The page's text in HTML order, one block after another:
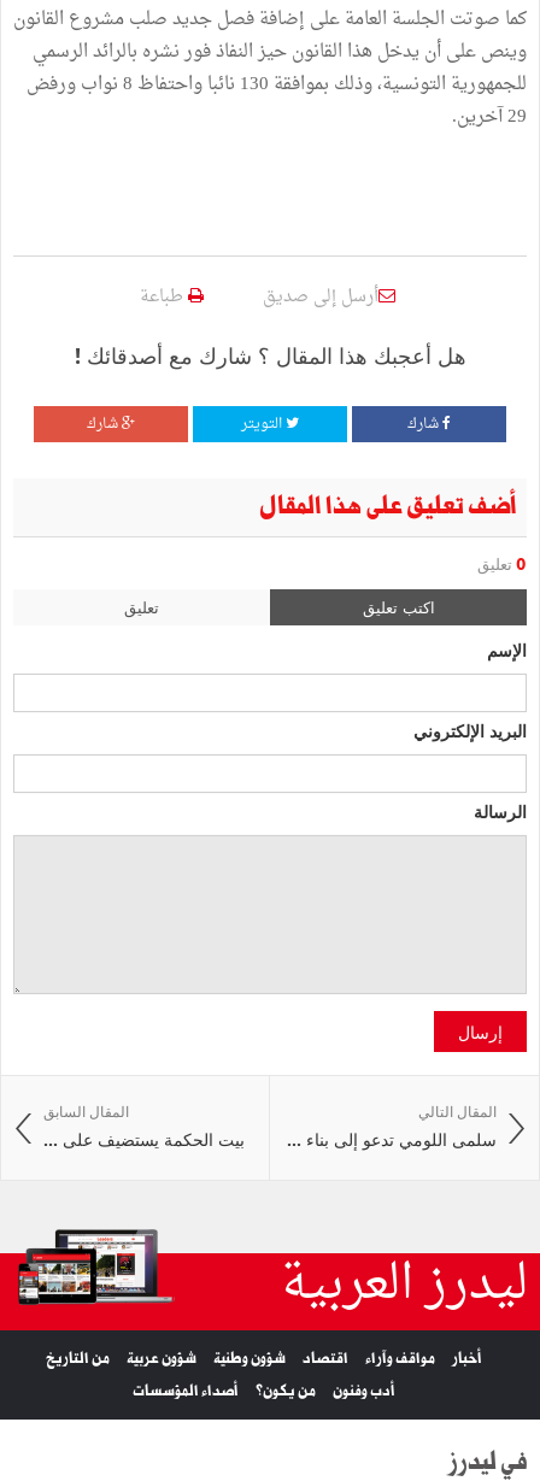
كما صوتت الجلسة العامة على إضافة فصل جديد صلب مشروع القانون
وينص على أن يدخل هذا القانون حيز النفاذ فور نشره بالرائد الرسمي
للجمهورية التونسية، وذلك بموافقة 130 نائبا واحتفاظ 8 نواب ورفض
29 آخرين.
أرسل إلى صديق طباعة
هل أعجبك هذا المقال ؟ شارك مع أصدقائك !
شارك التويتر شارك
أضف تعليق على هذا المقال
0 تعليق
اكتب تعليق تعليق
الإسم
البريد الإلكتروني
الرسالة
إرسال
المقال السابق
بيت الحكمة يستضيف على ...
المقال التالي
سلمى اللومي تدعو إلى بناء ...
ليدرز العربية
أخبار مواقف وآراء اقتصاد شؤون وطنية شؤون عربية
من التاريخ
أدب وفنون
من يكون؟ أصداء المؤسسات
في ليدرز